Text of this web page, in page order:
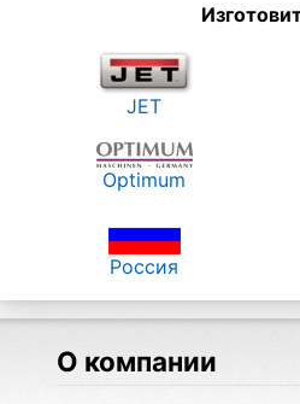
JET
Optimum
Россия
О компании